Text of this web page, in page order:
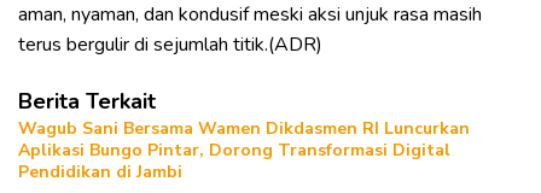
aman, nyaman, dan kondusif meski aksi unjuk rasa masih
terus bergulir di sejumlah titik.(ADR)
Berita Terkait
Wagub Sani Bersama Wamen Dikdasmen RI Luncurkan
Aplikasi Bungo Pintar, Dorong Transformasi Digital
Pendidikan di Jambi